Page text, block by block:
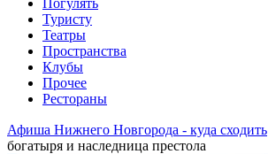
Туристу
Театры
Пространства
Клубы
Прочее
Рестораны
Афиша Нижнего Новгорода - куда сходить
богатыря и наследница престола